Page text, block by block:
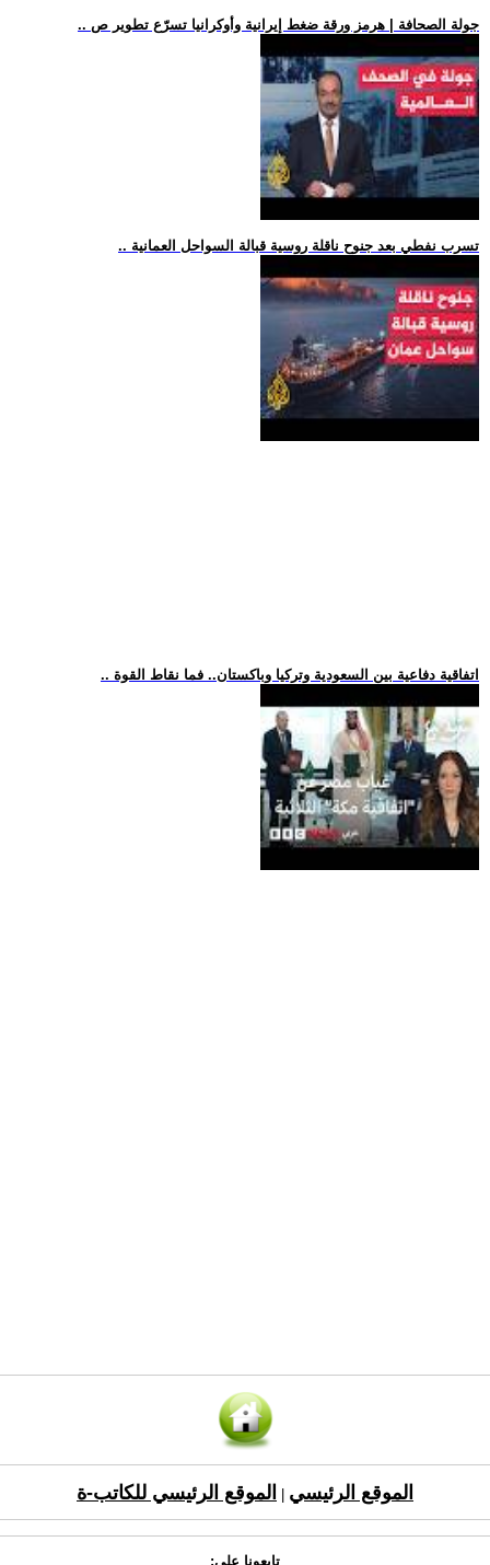
.. جولة الصحافة | هرمز ورقة ضغط إيرانية وأوكرانيا تسرّع تطوير ص
.. تسرب نفطي بعد جنوح ناقلة روسية قبالة السواحل العمانية
.. اتفاقية دفاعية بين السعودية وتركيا وباكستان.. فما نقاط القوة
الموقع الرئيسي الموقع الرئيسي للكاتب-ة
تابعونا على: